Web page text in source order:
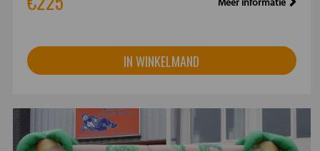
Meer informatie
IN WINKELMAND